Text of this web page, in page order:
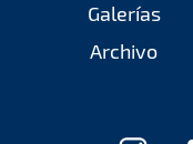
Galerías
Archivo